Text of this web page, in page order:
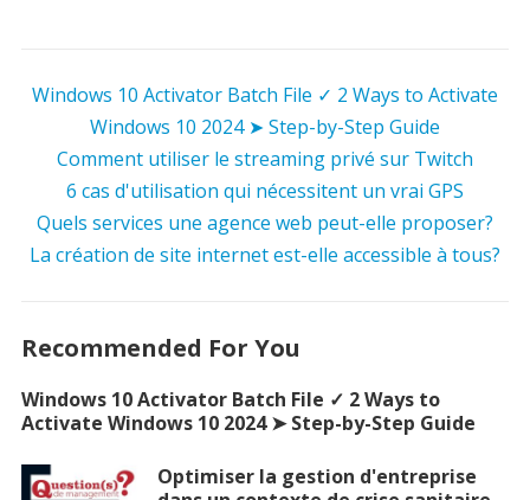
Windows 10 Activator Batch File ✓ 2 Ways to Activate
Windows 10 2024 ➤ Step-by-Step Guide
Comment utiliser le streaming privé sur Twitch
6 cas d'utilisation qui nécessitent un vrai GPS
Quels services une agence web peut-elle proposer?
La création de site internet est-elle accessible à tous?
Recommended For You
Windows 10 Activator Batch File ✓ 2 Ways to
Activate Windows 10 2024 ➤ Step-by-Step Guide
Optimiser la gestion d'entreprise